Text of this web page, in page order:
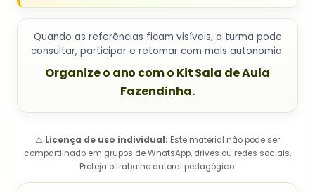
Quando as referências ficam visíveis, a turma pode
consultar, participar e retomar com mais autonomia.
Organize o ano com o Kit Sala de Aula
Fazendinha.
⚠️ Licença de uso individual: Este material não pode ser
compartilhado em grupos de WhatsApp, drives ou redes sociais.
Proteja o trabalho autoral pedagógico.